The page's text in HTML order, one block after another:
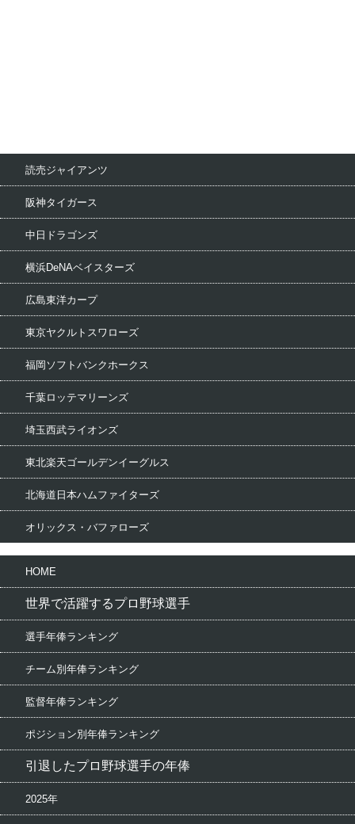
読売ジャイアンツ
阪神タイガース
中日ドラゴンズ
横浜DeNAベイスターズ
広島東洋カープ
東京ヤクルトスワローズ
福岡ソフトバンクホークス
千葉ロッテマリーンズ
埼玉西武ライオンズ
東北楽天ゴールデンイーグルス
北海道日本ハムファイターズ
オリックス・バファローズ
HOME
世界で活躍するプロ野球選手
選手年俸ランキング
チーム別年俸ランキング
監督年俸ランキング
ポジション別年俸ランキング
引退したプロ野球選手の年俸
2025年